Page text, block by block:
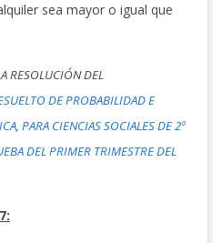
sea mayor o igual que
RESOLUCIÓN DEL
DE PROBABILIDAD E
PARA CIENCIAS SOCIALES DE 2º
DEL PRIMER TRIMESTRE DEL